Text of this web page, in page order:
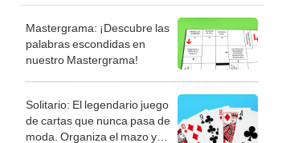
Mastergrama: ¡Descubre las
palabras escondidas en
nuestro Mastergrama!
Solitario: El legendario juego
de cartas que nunca pasa de
moda. Organiza el mazo y